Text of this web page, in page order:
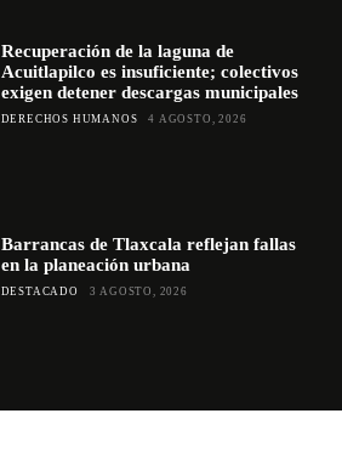
Recuperación de la laguna de
Acuitlapilco es insuficiente; colectivos
exigen detener descargas municipales
DERECHOS HUMANOS 4 AGOSTO, 2026
Barrancas de Tlaxcala reflejan fallas
en la planeación urbana
DESTACADO 3 AGOSTO, 2026